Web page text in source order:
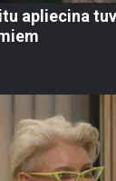
apliecina